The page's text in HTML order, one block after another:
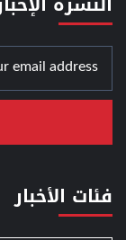
فئات الأخبار